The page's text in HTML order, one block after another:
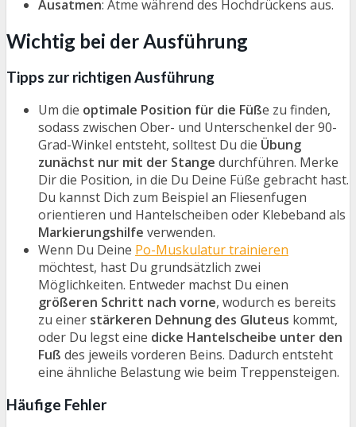
Ausatmen: Atme während des Hochdrückens aus.
Wichtig bei der Ausführung
Tipps zur richtigen Ausführung
Um die optimale Position für die Füße zu finden,
sodass zwischen Ober- und Unterschenkel der 90-
Grad-Winkel entsteht, solltest Du die Übung
zunächst nur mit der Stange durchführen. Merke
Dir die Position, in die Du Deine Füße gebracht hast.
Du kannst Dich zum Beispiel an Fliesenfugen
orientieren und Hantelscheiben oder Klebeband als
Markierungshilfe verwenden.
Wenn Du Deine Po-Muskulatur trainieren
möchtest, hast Du grundsätzlich zwei
Möglichkeiten. Entweder machst Du einen
größeren Schritt nach vorne, wodurch es bereits
zu einer stärkeren Dehnung des Gluteus kommt,
oder Du legst eine dicke Hantelscheibe unter den
Fuß des jeweils vorderen Beins. Dadurch entsteht
eine ähnliche Belastung wie beim Treppensteigen.
Häufige Fehler